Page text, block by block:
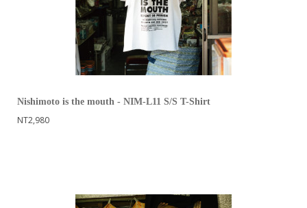
Nishimoto is the mouth - NIM-L11 S/S T-Shirt
NT2,980